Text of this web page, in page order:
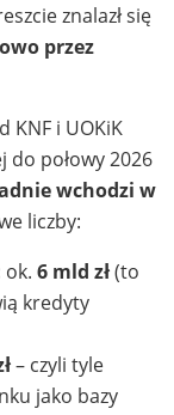
znalazł się
przez
KNF i UOKiK
połowy 2026
wchodzi w
liczby:
ok. 6 mld zł(to
kredyty
– czyli tyle
jako bazy